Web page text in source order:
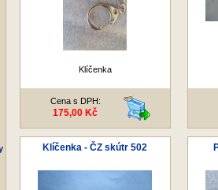
Klíčenka
Cena s DPH:
175,00 Kč
Klíčenka - ČZ skútr 502